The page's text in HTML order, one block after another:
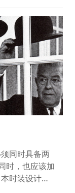
同时具备两
时，也应该加
时装设计师